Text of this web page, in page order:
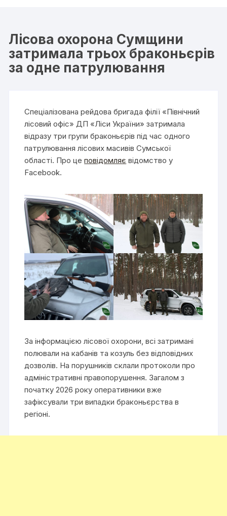
Лісова охорона Сумщини
затримала трьох браконьєрів
за одне патрулювання
Спеціалізована рейдова бригада філії «Північний
лісовий офіс» ДП «Ліси України» затримала
відразу три групи браконьєрів під час одного
патрулювання лісових масивів Сумської
області. Про цеповідомляє відомство у
Facebook.
За інформацією лісової охорони, всі затримані
полювали на кабанів та козуль без відповідних
дозволів. На порушників склали протоколи про
адміністративні правопорушення. Загалом з
початку 2026 року оперативники вже
зафіксували три випадки браконьєрства в
регіоні.